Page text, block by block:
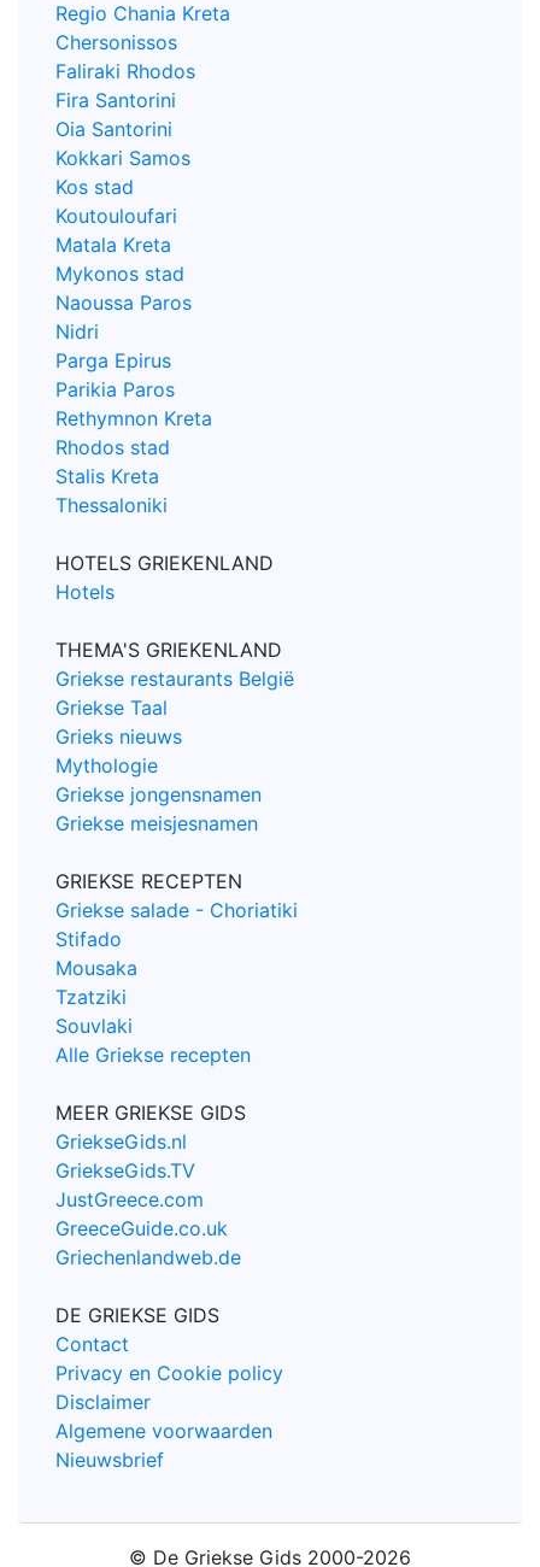
Regio Chania Kreta
Chersonissos
Faliraki Rhodos
Fira Santorini
Oia Santorini
Kokkari Samos
Kos stad
Koutouloufari
Matala Kreta
Mykonos stad
Naoussa Paros
Nidri
Parga Epirus
Parikia Paros
Rethymnon Kreta
Rhodos stad
Stalis Kreta
Thessaloniki
HOTELS GRIEKENLAND
Hotels
THEMA'S GRIEKENLAND
Griekse restaurants België
Griekse Taal
Grieks nieuws
Mythologie
Griekse jongensnamen
Griekse meisjesnamen
GRIEKSE RECEPTEN
Griekse salade - Choriatiki
Stifado
Mousaka
Tzatziki
Souvlaki
Alle Griekse recepten
MEER GRIEKSE GIDS
GriekseGids.nl
GriekseGids.TV
JustGreece.com
GreeceGuide.co.uk
Griechenlandweb.de
DE GRIEKSE GIDS
Contact
Privacy en Cookie policy
Disclaimer
Algemene voorwaarden
Nieuwsbrief
© De Griekse Gids 2000-2026